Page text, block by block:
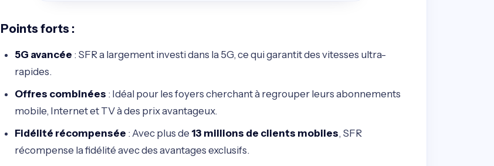
Points forts :
5G avancée : SFR a largement investi dans la 5G, ce qui garantit des vitesses ultra-
rapides.
Offres combinées : Idéal pour les foyers cherchant à regrouper leurs abonnements
mobile, Internet et TV à des prix avantageux.
Fidélité récompensée : Avec plus de 13 millions de clients mobiles, SFR
récompense la fidélité avec des avantages exclusifs.